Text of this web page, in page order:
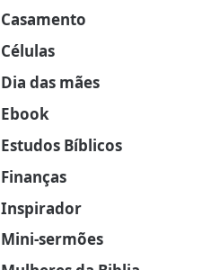
Casamento
Células
Dia das mães
Ebook
Estudos Bíblicos
Finanças
Inspirador
Mini-sermões